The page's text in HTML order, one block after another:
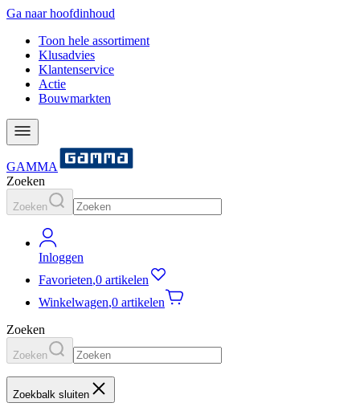
Ga naar hoofdinhoud
Toon hele assortiment
Klusadvies
Klantenservice
Actie
Bouwmarkten
GAMMA
Zoeken
Zoeken
Inloggen
Favorieten,0 artikelen
Winkelwagen,0 artikelen
Zoeken
Zoeken
Zoekbalk sluiten